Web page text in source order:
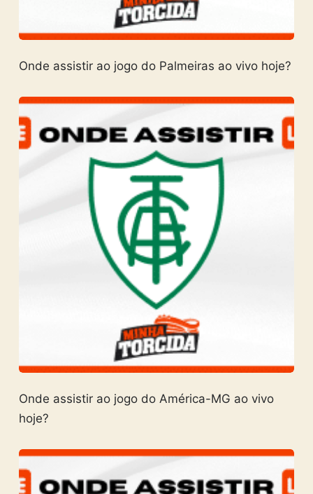
Onde assistir ao jogo do Palmeiras ao vivo hoje?
Onde assistir ao jogo do América-MG ao vivo
hoje?